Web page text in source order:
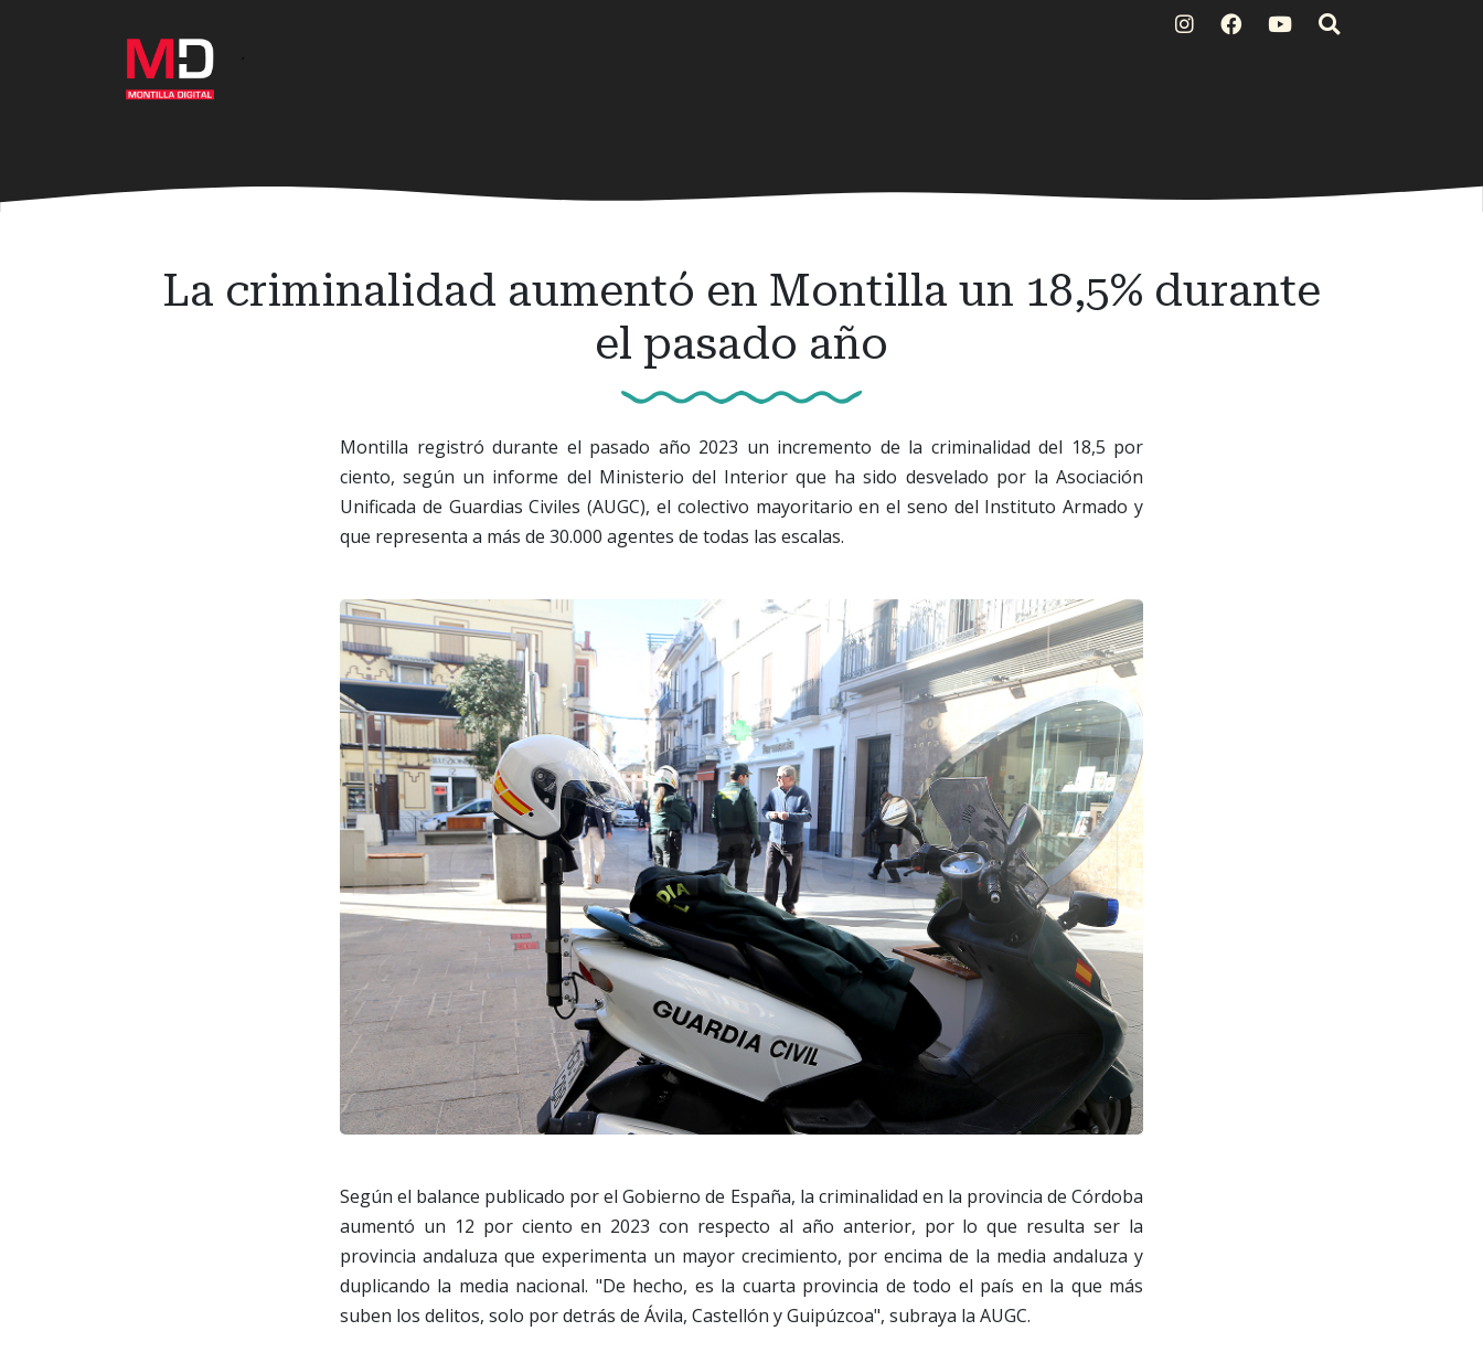
La criminalidad aumentó en Montilla un 18,5% durante
el pasado año
Montilla registró durante el pasado año 2023 un incremento de la criminalidad del 18,5 por
ciento, según un informe del Ministerio del Interior que ha sido desvelado por la Asociación
Unificada de Guardias Civiles (AUGC), el colectivo mayoritario en el seno del Instituto Armado y
que representa a más de 30.000 agentes de todas las escalas.
Según el balance publicado por el Gobierno de España, la criminalidad en la provincia de Córdoba
aumentó un 12 por ciento en 2023 con respecto al año anterior, por lo que resulta ser la
provincia andaluza que experimenta un mayor crecimiento, por encima de la media andaluza y
duplicando la media nacional. "De hecho, es la cuarta provincia de todo el país en la que más
suben los delitos, solo por detrás de Ávila, Castellón y Guipúzcoa", subraya la AUGC.